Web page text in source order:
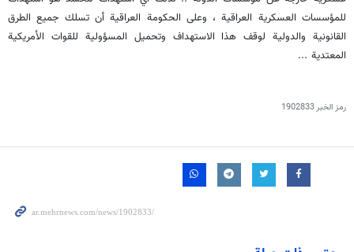
للمؤسسات العسكرية العراقية ، وعلى الحكومة العراقية أن تسلك جميع الطرق
القانونية والدولية لوقف هذا الاستهداف وتحميل المسؤولية للقوات الأمريكية
المعتدية ...
رمز الخبر1902833